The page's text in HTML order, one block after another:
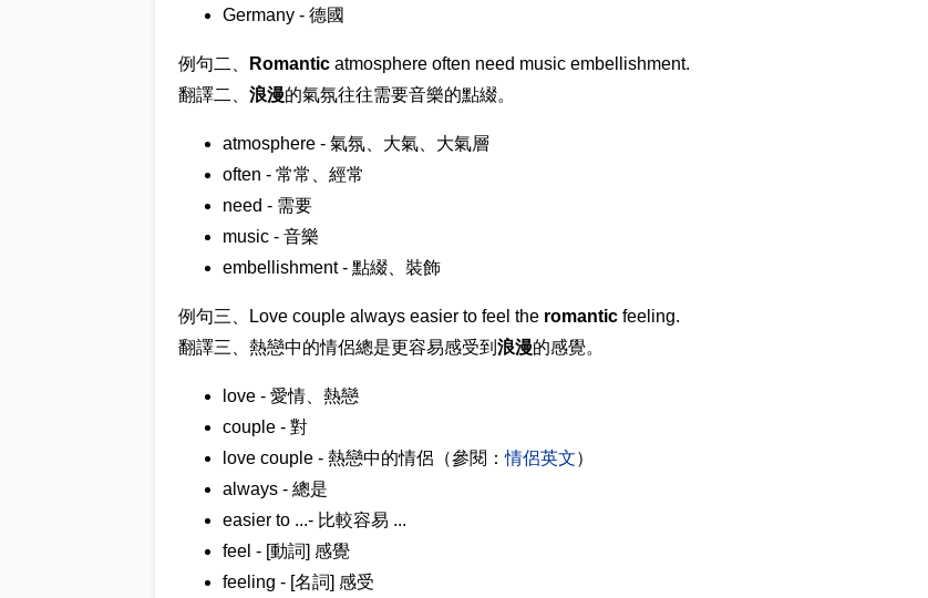
Germany - 德國
例句二、 Romanticatmosphere often need music embellishment.
翻譯二、 浪漫的氣氛往往需要音樂的點綴。
atmosphere - 氣氛、大氣、大氣層
often - 常常、經常
need - 需要
music - 音樂
embellishment - 點綴、裝飾
例句三、Love couple always easier to feel the romanticfeeling.
翻譯三、熱戀中的情侶總是更容易感受到 浪漫的感覺。
love - 愛情、熱戀
couple - 對
love couple - 熱戀中的情侶（參閱：情侶英文）
always - 總是
easier to ...- 比較容易 ...
feel - [動詞] 感覺
feeling - [名詞] 感受